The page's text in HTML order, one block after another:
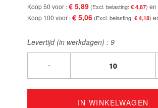
Koop 50 voor € 5,89 € 4,87 en
Koop 100 voor € 5,06 € 4,18
Levertijd (in werkdagen) : 9
-
IN WINKELWAGEN